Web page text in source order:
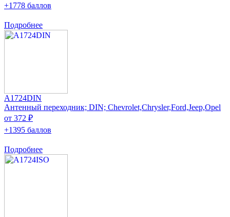
+1778 баллов
Подробнее
A1724DIN
Антенный переходник; DIN; Chevrolet,Chrysler,Ford,Jeep,Opel
от 372 ₽
+1395 баллов
Подробнее